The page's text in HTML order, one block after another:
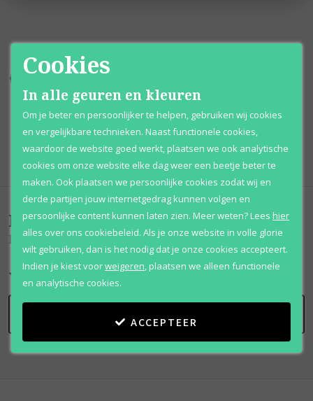
100% originele Afhalen mogelijk
Qshops Keurmerk
Beoordelingen(0)
Riwayat El Ambar
SCHRIJF BEOORDELING
Cookies
In alle geuren en kleuren
Om je beter en persoonlijker te helpen, gebruiken wij cookies
en vergelijkbare technieken. Naast functionele cookies,
waardoor de website goed werkt, plaatsen we ook analytische
cookies om onze website elke dag weer een beetje beter te
maken. Ook plaatsen we persoonlijke cookies zodat wij en
derde partijen jouw internetgedrag kunnen volgen en
persoonlijke content kunnen laten zien. Meer weten?Lees hier
alles over ons cookiebeleid. Als je onze website in volle glorie
wilt gebruiken, dan is het nodig dat je onze cookies accepteert.
Indien je kiest voorweigeren,plaatsen we alleen functionele
en analytische cookies.
ACCEPTEER